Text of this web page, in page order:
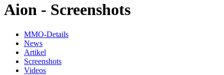
Aion - Screenshots
MMO-Details
News
Artikel
Screenshots
Videos